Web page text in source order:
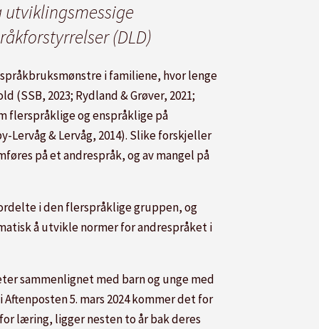
utviklingsmessige
(DLD)
i familiene, hvor lenge
2023; Rydland & Grøver, 2021;
flerspråklige og enspråklige på
Lervåg & Lervåg, 2014). Slike forskjeller
på et andrespråk, og av mangel på
i den flerspråklige gruppen, og
å utvikle normer for andrespråket i
sammenlignet med barn og unge med
5. mars 2024 kommer det for
læring, ligger nesten to år bak deres